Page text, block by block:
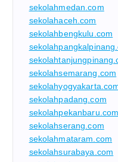
sekolahmedan.com
sekolahaceh.com
sekolahbengkulu.com
sekolahsemarang.com
sekolahpadang.com
sekolahpekanbaru.com
sekolahserang.com
sekolahmataram.com
sekolahsurabaya.com